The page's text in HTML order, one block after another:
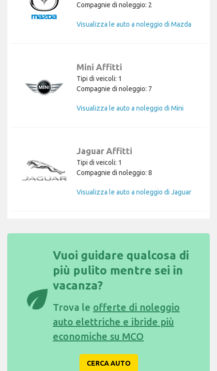
Compagnie di noleggio: 2
Visualizza le auto a noleggio di Mazda
Mini Affitti
Tipi di veicoli: 1
Compagnie di noleggio: 7
Visualizza le auto a noleggio di Mini
Jaguar Affitti
Tipi di veicoli: 1
Compagnie di noleggio: 8
Visualizza le auto a noleggio di Jaguar
eco
Vuoi guidare qualcosa di
più pulito mentre sei in
vacanza?
Trova le offerte di noleggio
auto elettriche e ibride più
economiche su MCO
CERCA AUTO